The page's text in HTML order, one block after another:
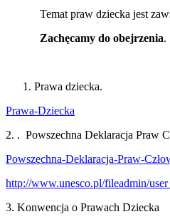
Temat praw dziecka jest
Zachęcamy do obejrzenia.
Prawa dziecka.
Prawa-Dziecka
2. . Powszechna Deklaracja Praw
Powszechna-Deklaracja-Praw-
http://www.unesco.pl/fileadmin/
3. Konwencja o Prawach Dziecka